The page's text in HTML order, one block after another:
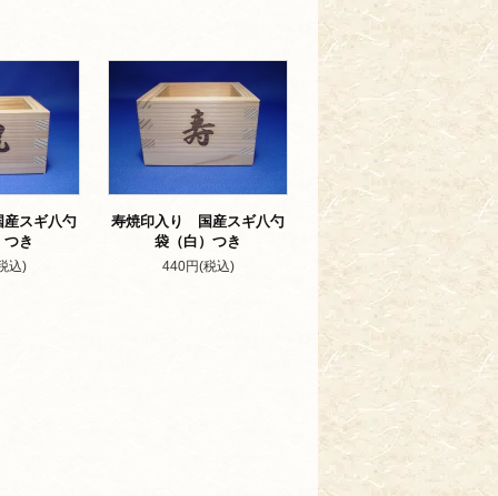
スギ八勺
つき
込)
寿焼印入り 国産スギ八勺
袋（白）つき
440円(税込)